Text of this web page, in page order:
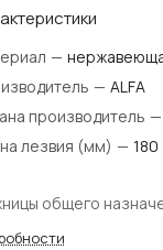
—
— ALFA
производитель —
лезвия (мм) — 180
общего